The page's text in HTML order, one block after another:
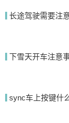
长途驾驶需要注
下雪天开车注意
sync车上按键什